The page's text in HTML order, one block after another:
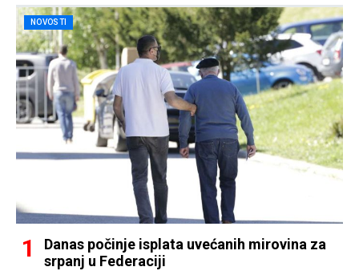
NOVOSTI
Danas počinje isplata uvećanih mirovina za
srpanj u Federaciji